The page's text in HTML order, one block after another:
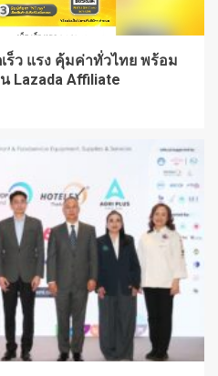
ร็ว แรง คุ้มค่าทั่วไทย พร้อม
Lazada Affiliate